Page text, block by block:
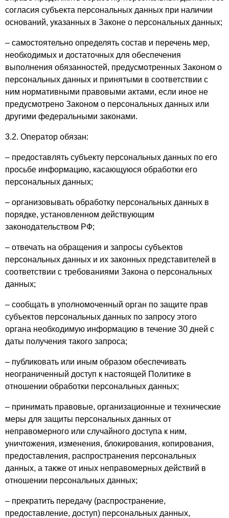
согласия субъекта персональных данных при наличии
оснований, указанных в Законе о персональных данных;
– самостоятельно определять состав и перечень мер,
необходимых и достаточных для обеспечения
выполнения обязанностей, предусмотренных Законом о
персональных данных и принятыми в соответствии с
ним нормативными правовыми актами, если иное не
предусмотрено Законом о персональных данных или
другими федеральными законами.
3.2. Оператор обязан:
– предоставлять субъекту персональных данных по его
просьбе информацию, касающуюся обработки его
персональных данных;
– организовывать обработку персональных данных в
порядке, установленном действующим
законодательством РФ;
– отвечать на обращения и запросы субъектов
персональных данных и их законных представителей в
соответствии с требованиями Закона о персональных
данных;
– сообщать в уполномоченный орган по защите прав
субъектов персональных данных по запросу этого
органа необходимую информацию в течение 30 дней с
даты получения такого запроса;
– публиковать или иным образом обеспечивать
неограниченный доступ к настоящей Политике в
отношении обработки персональных данных;
– принимать правовые, организационные и технические
меры для защиты персональных данных от
неправомерного или случайного доступа к ним,
уничтожения, изменения, блокирования, копирования,
предоставления, распространения персональных
данных, а также от иных неправомерных действий в
отношении персональных данных;
– прекратить передачу (распространение,
предоставление, доступ) персональных данных,